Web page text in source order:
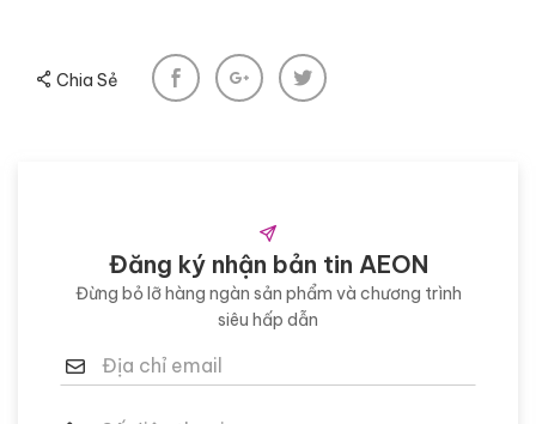
Chia Sẻ
Đăng ký nhận bản tin AEON
Đừng bỏ lỡ hàng ngàn sản phẩm và chương trình
siêu hấp dẫn